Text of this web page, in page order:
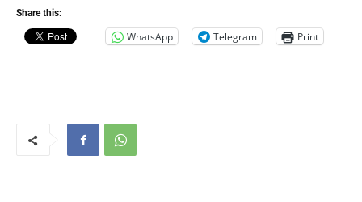
Share this:
WhatsApp Telegram Print